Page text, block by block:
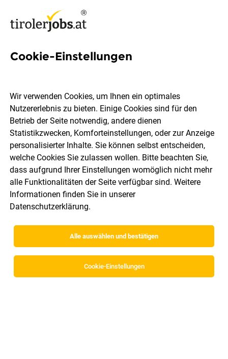
Dein Job als Bodenleger
Sebastian Gitterle Raumausstattung GmbH
Landeck Vollzeit 10.08.2026
Cookie-Einstellungen
Wir verwenden Cookies, um Ihnen ein optimales
Nutzererlebnis zu bieten. Einige Cookies sind für den
Betrieb der Seite notwendig, andere dienen
Statistikzwecken, Komforteinstellungen, oder zur Anzeige
personalisierter Inhalte. Sie können selbst entscheiden,
welche Cookies Sie zulassen wollen. Bitte beachten Sie,
dass aufgrund Ihrer Einstellungen womöglich nicht mehr
alle Funktionalitäten der Seite verfügbar sind. Weitere
Informationen finden Sie in unserer
Datenschutzerklärung.
Alle auswählen und bestätigen
Cookie-Einstellungen